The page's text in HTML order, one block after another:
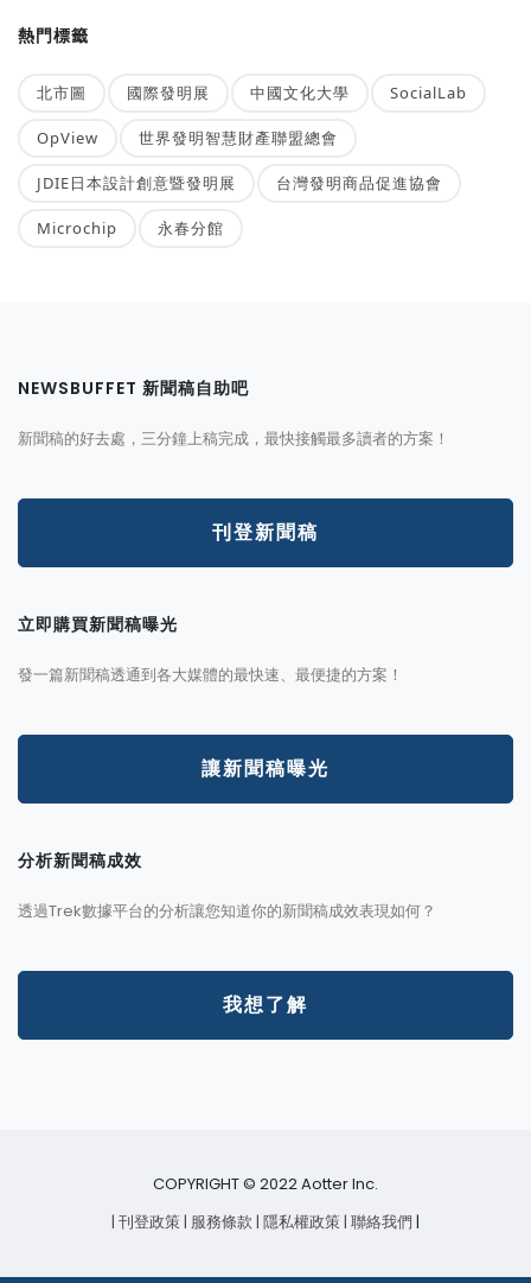
熱門標籤
北市圖 國際發明展 中國文化大學 SocialLab
OpView 世界發明智慧財產聯盟總會
JDIE日本設計創意暨發明展 台灣發明商品促進協會
Microchip 永春分館
NEWSBUFFET 新聞稿自助吧
新聞稿的好去處，三分鐘上稿完成，最快接觸最多讀者的方案！
刊登新聞稿
立即購買新聞稿曝光
發一篇新聞稿透通到各大媒體的最快速、最便捷的方案！
讓新聞稿曝光
分析新聞稿成效
透過Trek數據平台的分析讓您知道你的新聞稿成效表現如何？
我想了解
COPYRIGHT © 2022 Aotter Inc.
| 刊登政策| 服務條款| 隱私權政策| 聯絡我們 |